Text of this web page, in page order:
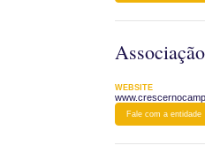
WEBSITE
Fale com a entidade